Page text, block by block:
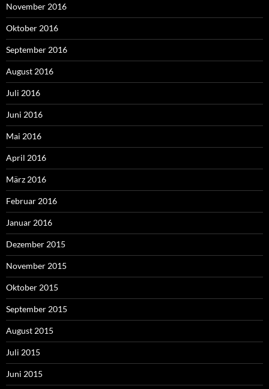
November 2016
Oktober 2016
September 2016
August 2016
Juli 2016
Juni 2016
Mai 2016
April 2016
März 2016
Februar 2016
Januar 2016
Dezember 2015
November 2015
Oktober 2015
September 2015
August 2015
Juli 2015
Juni 2015